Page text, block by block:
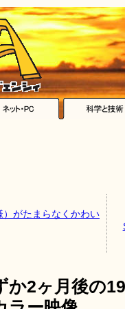
がたまらなくかわい
か2ヶ月後の